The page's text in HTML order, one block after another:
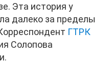
Эта история у
далеко за пределы
ГТРК
Солопова